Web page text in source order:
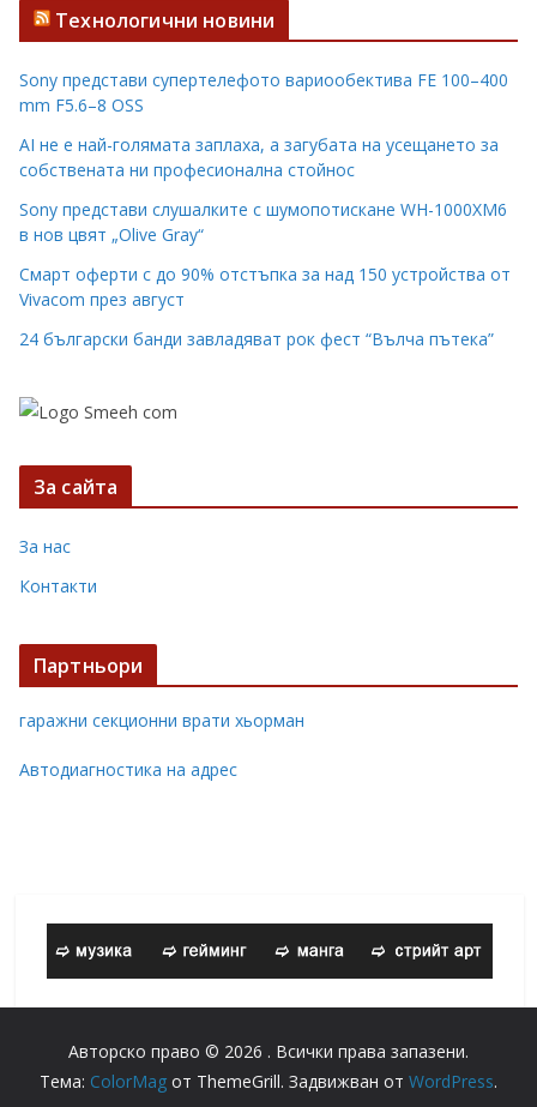
Технологични новини
Sony представи супертелефото вариообектива FE 100–400
mm F5.6–8 OSS
AI не е най-голямата заплаха, а загубата на усещането за
собствената ни професионална стойнос
Sony представи слушалките с шумопотискане WH-1000XM6
в нов цвят „Olive Gray“
Смарт оферти с до 90% отстъпка за над 150 устройства от
Vivacom през август
24 български банди завладяват рок фест “Вълча пътека”
За сайта
За нас
Контакти
Партньори
гаражни секционни врати хьорман
Автодиагностика на адрес
Авторско право © 2026 . Всички права запазени.
Тема: ColorMag от ThemeGrill. Задвижван от WordPress.